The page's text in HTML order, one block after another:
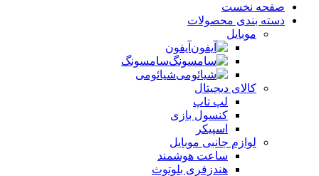
صفحه نخست
دسته بندی محصولات
موبایل
آیفون
سامسونگ
شیائومی
کالای دیجیتال
لپ تاپ
کنسول بازی
اسپیکر
لوازم جانبی موبایل
ساعت هوشمند
هندزفری بلوتوث